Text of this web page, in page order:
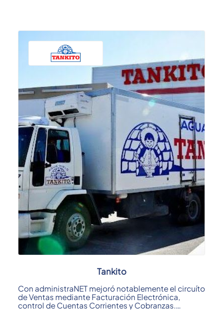
Tankito
Con administraNET mejoró notablemente el circuíto
de Ventas mediante Facturación Electrónica,
control de Cuentas Corrientes y Cobranzas.